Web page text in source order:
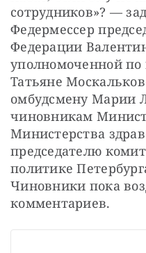
сотрудников»? —
Федермессер
Федерации
уполномоченной
Татьяне
омбудсмену Марии
чиновникам
Министерства
председателю
политике
Чиновники пока
комментариев.